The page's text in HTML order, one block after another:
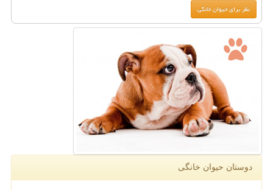
دوستان حیوان خانگی